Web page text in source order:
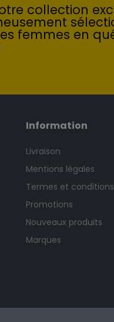
collection
femmes en
Information
Livraison
Mentions légales
Termes et conditions
Promotions
Nouveaux produits
Marques